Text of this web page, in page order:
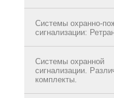
Системы охранно-
сигнализации:
Системы охранной
сигнализации.
комплекты.